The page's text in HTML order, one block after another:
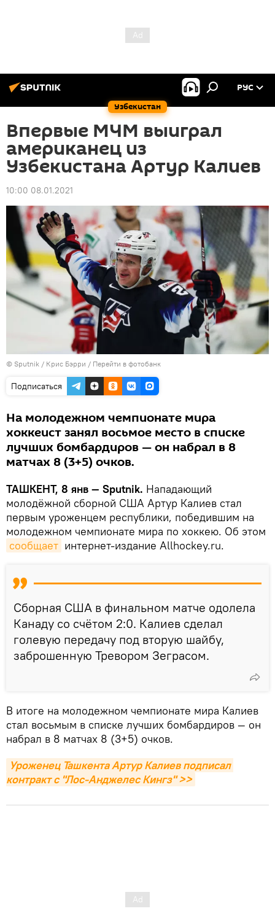
Узбекистан
РУС
Впервые МЧМ выиграл
американец из
Узбекистана Артур Калиев
10:00 08.01.2021
© Sputnik / Крис Бэрри / Перейти в фотобанк
Подписаться
На молодежном чемпионате мира
хоккеист занял восьмое место в списке
лучших бомбардиров — он набрал в 8
матчах 8 (3+5) очков.
ТАШКЕНТ, 8 янв — Sputnik. Нападающий
молодёжной сборной США Артур Калиев стал
первым уроженцем республики, победившим на
молодежном чемпионате мира по хоккею. Об этом
сообщает интернет-издание Allhockey.ru.
Сборная США в финальном матче одолела
Канаду со счётом 2:0. Калиев сделал
голевую передачу под вторую шайбу,
заброшенную Тревором Зеграсом.
В итоге на молодежном чемпионате мира Калиев
стал восьмым в списке лучших бомбардиров — он
набрал в 8 матчах 8 (3+5) очков.
Уроженец Ташкента Артур Калиев подписал
контракт с "Лос-Анджелес Кингз" >>